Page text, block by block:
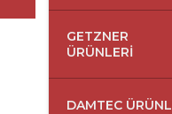
GETZNER
ÜRÜNLERI
DAMTEC